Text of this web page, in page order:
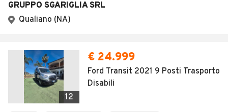
GRUPPO SGARIGLIA SRL
Qualiano (NA)
12
€ 24.999
Ford Transit 2021 9 Posti Trasporto
Disabili